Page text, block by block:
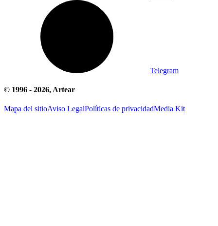
Telegram
© 1996 - 2026, Artear
Mapa del sitioAviso LegalPolíticas de privacidadMedia Kit